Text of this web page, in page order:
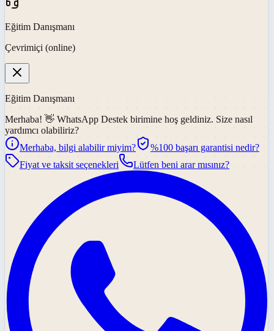
Eğitim Danışmanı
Çevrimiçi (online)
Eğitim Danışmanı
Merhaba! 👋 WhatsApp Destek birimine hoş geldiniz. Size nasıl
yardımcı olabiliriz?
Merhaba, bilgi alabilir miyim?
%100 başarı garantisi nedir?
Fiyat ve taksit seçenekleri
Lütfen beni arar mısınız?